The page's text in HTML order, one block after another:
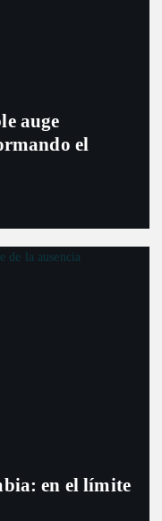
auge
el
en el límite